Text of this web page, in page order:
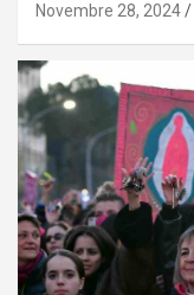
Novembre 28, 2024